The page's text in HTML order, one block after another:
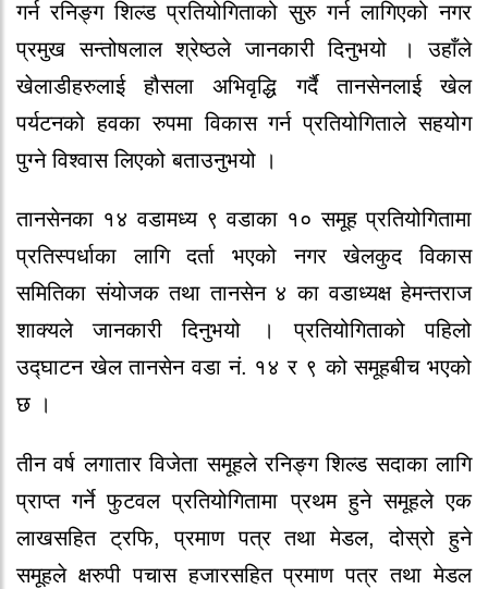
गर्न रनिङ्ग शिल्ड प्रतियोगिताको सुरु गर्न लागिएको नगर
प्रमुख सन्तोषलाल श्रेष्ठले जानकारी दिनुभयो । उहाँले
खेलाडीहरुलाई हौसला अभिवृद्धि गर्दै तानसेनलाई खेल
पर्यटनको हवका रुपमा विकास गर्न प्रतियोगिताले सहयोग
पुग्ने विश्वास लिएको बताउनुभयो ।
तानसेनका १४ वडामध्य ९ वडाका १० समूह प्रतियोगितामा
प्रतिस्पर्धाका लागि दर्ता भएको नगर खेलकुद विकास
समितिका संयोजक तथा तानसेन ४ का वडाध्यक्ष हेमन्तराज
शाक्यले जानकारी दिनुभयो । प्रतियोगिताको पहिलो
उद्घाटन खेल तानसेन वडा नं. १४ र ९ को समूहबीच भएको
छ ।
तीन वर्ष लगातार विजेता समूहले रनिङ्ग शिल्ड सदाका लागि
प्राप्त गर्ने फुटवल प्रतियोगितामा प्रथम हुने समूहले एक
लाखसहित ट्रफि, प्रमाण पत्र तथा मेडल, दोस्रो हुने
समूहले क्षरुपी पचास हजारसहित प्रमाण पत्र तथा मेडल